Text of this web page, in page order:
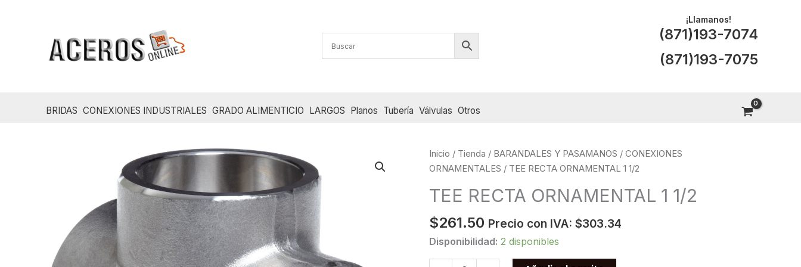
¡Llamanos!
(871)193-7074
(871)193-7075
BRIDAS CONEXIONES INDUSTRIALES GRADO ALIMENTICIO LARGOS Planos Tubería Válvulas Otros
Inicio / Tienda / BARANDALES Y PASAMANOS / CONEXIONES
ORNAMENTALES / TEE RECTA ORNAMENTAL 1 1/2
TEE RECTA ORNAMENTAL 1 1/2
$261.50 Precio con IVA: $303.34
Disponibilidad: 2 disponibles